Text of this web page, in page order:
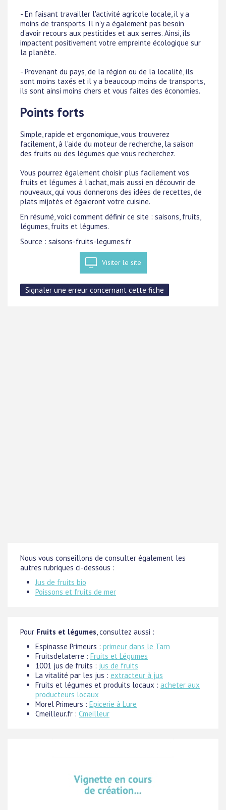
- En faisant travailler l'activité agricole locale, il y a
moins de transports. Il n'y a également pas besoin
d'avoir recours aux pesticides et aux serres. Ainsi, ils
impactent positivement votre empreinte écologique sur
la planète.
- Provenant du pays, de la région ou de la localité, ils
sont moins taxés et il y a beaucoup moins de transports,
ils sont ainsi moins chers et vous faites des économies.
Points forts
Simple, rapide et ergonomique, vous trouverez
facilement, à l'aide du moteur de recherche, la saison
des fruits ou des légumes que vous recherchez.
Vous pourrez également choisir plus facilement vos
fruits et légumes à l'achat, mais aussi en découvrir de
nouveaux, qui vous donnerons des idées de recettes, de
plats mijotés et égaieront votre cuisine.
En résumé, voici comment définir ce site : saisons, fruits,
légumes, fruits et légumes.
Source : saisons-fruits-legumes.fr
Visiter le site
Nous vous conseillons de consulter également les
autres rubriques ci-dessous :
Jus de fruits bio
Poissons et fruits de mer
Pour Fruits et légumes, consultez aussi :
Espinasse Primeurs : primeur dans le Tarn
Fruitsdelaterre : Fruits et Légumes
1001 jus de fruits : jus de fruits
La vitalité par les jus : extracteur à jus
Fruits et légumes et produits locaux : acheter aux
producteurs locaux
Morel Primeurs : Epicerie à Lure
Cmeilleur.fr : Cmeilleur